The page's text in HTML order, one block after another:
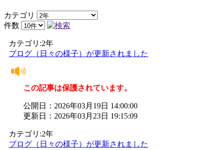
カテゴリ
件数
カテゴリ:2年
ブログ（日々の様子）が更新されました
この記事は保護されています。
公開日：2026年03月19日 14:00:00
更新日：2026年03月23日 19:15:09
カテゴリ:2年
ブログ（日々の様子）が更新されました